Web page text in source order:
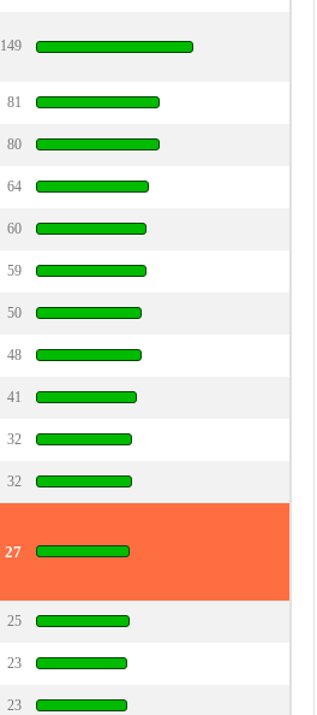
149
81
80
64
60
59
50
48
41
32
32
27
25
23
23